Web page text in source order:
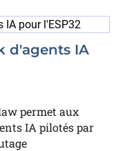
d'agents IA
permet aux
IA pilotés par